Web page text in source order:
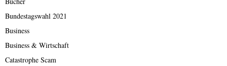
Bundestagswahl 2021
Business
Business & Wirtschaft
Catastrophe Scam